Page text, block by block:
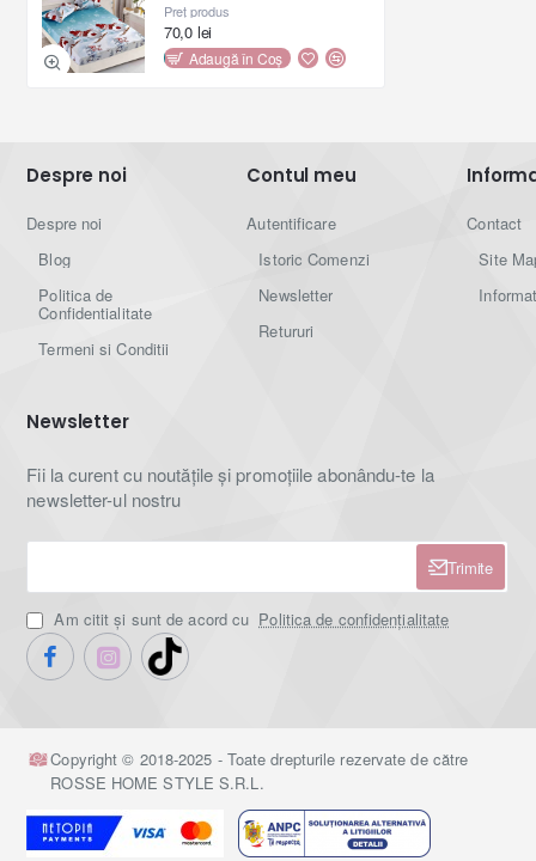
Preț produs
70,0 lei
Adaugă în Coş
Despre noi
Despre noi
Blog
Politica de
Confidentialitate
Termeni si Conditii
Contul meu
Autentificare
Istoric Comenzi
Newsletter
Retururi
Contact
Site
Newsletter
Fii la curent cu noutățile și promoțiile abonându-te la
newsletter-ul nostru
Trimite
Am citit şi sunt de acord cu Politica de confidențialitate
Copyright © 2018-2025 - Toate drepturile rezervate de către
ROSSE HOME STYLE S.R.L.